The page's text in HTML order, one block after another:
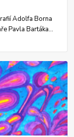
Adolfa Borna
Pavla Bartáka...